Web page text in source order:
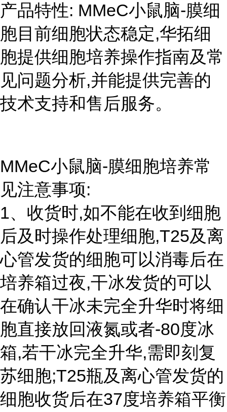
产品特性: MMeC小鼠脑-膜细
胞目前细胞状态稳定,华拓细
胞提供细胞培养操作指南及常
见问题分析,并能提供完善的
技术支持和售后服务。
MMeC小鼠脑-膜细胞培养常
见注意事项:
1、收货时,如不能在收到细胞
后及时操作处理细胞,T25及离
心管发货的细胞可以消毒后在
培养箱过夜,干冰发货的可以
在确认干冰未完全升华时将细
胞直接放回液氮或者-80度冰
箱,若干冰完全升华,需即刻复
苏细胞;T25瓶及离心管发货的
细胞收货后在37度培养箱平衡